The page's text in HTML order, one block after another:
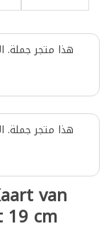
هذا متجر جملة.
هذا متجر جملة.
van
19 cm